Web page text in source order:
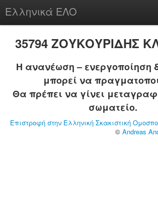
Ελληνικά ΕΛΟ
chesstu.be @ discord
Login
35794 ΖΟΥΚΟΥΡΙΔΗΣ
Η ανανέωση – ενεργοποίηση
μπορεί να
Θα πρέπει να γίνει
σωματείο.
Επιστροφή στην Ελληνική Σκακιστική
© Andreas